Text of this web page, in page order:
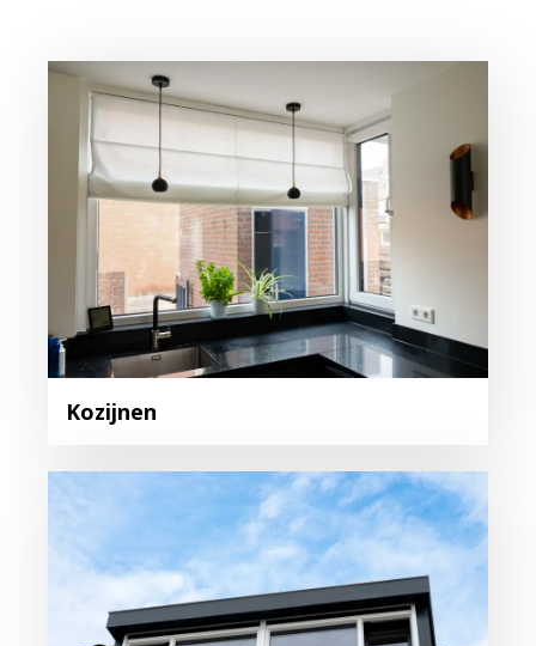
Kozijnen